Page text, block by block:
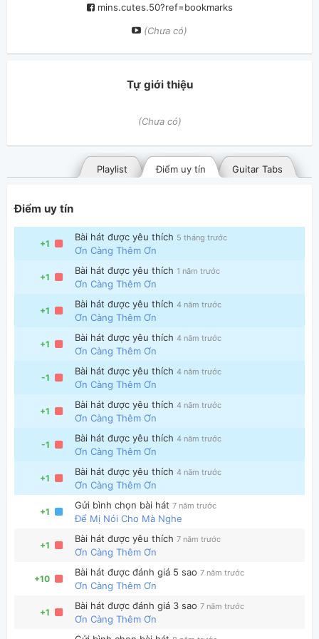
mins.cutes.50?ref=bookmarks
(Chưa có)
Tự giới thiệu
(Chưa có)
Guitar Tabs
Điểm uy tín
Playlist
Điểm uy tín
+1
Bài hát được yêu thích 5 tháng trước
Ơn Càng Thêm Ơn
+1
Bài hát được yêu thích 1 năm trước
Ơn Càng Thêm Ơn
+1
Bài hát được yêu thích 4 năm trước
Ơn Càng Thêm Ơn
+1
Bài hát được yêu thích 4 năm trước
Ơn Càng Thêm Ơn
-1
Bài hát được yêu thích 4 năm trước
Ơn Càng Thêm Ơn
+1
Bài hát được yêu thích 4 năm trước
Ơn Càng Thêm Ơn
-1
Bài hát được yêu thích 4 năm trước
Ơn Càng Thêm Ơn
+1
Bài hát được yêu thích 4 năm trước
Ơn Càng Thêm Ơn
+1
Gửi bình chọn bài hát 7 năm trước
Để Mị Nói Cho Mà Nghe
+1
Bài hát được yêu thích 7 năm trước
Ơn Càng Thêm Ơn
+10
Bài hát được đánh giá 5 sao 7 năm trước
Ơn Càng Thêm Ơn
+1
Bài hát được đánh giá 3 sao 7 năm trước
Ơn Càng Thêm Ơn